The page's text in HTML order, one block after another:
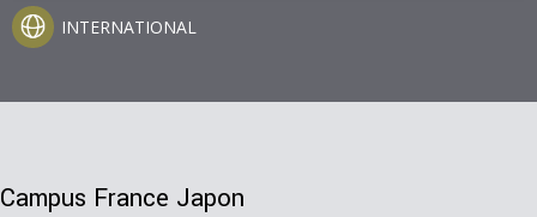
INTERNATIONAL
Campus France Japon